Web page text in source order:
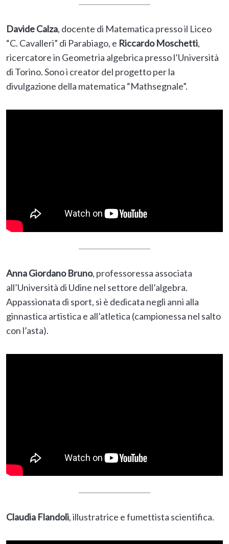
Davide Calza, docente di Matematica presso il Liceo
“C. Cavalleri” di Parabiago, e Riccardo Moschetti,
ricercatore in Geometria algebrica presso l’Università
di Torino. Sono i creator del progetto per la
divulgazione della matematica “Mathsegnale”.
Anna Giordano Bruno, professoressa associata
all’Università di Udine nel settore dell’algebra.
Appassionata di sport, si è dedicata negli anni alla
ginnastica artistica e all’atletica (campionessa nel salto
con l’asta).
Claudia Flandoli, illustratrice e fumettista scientifica.